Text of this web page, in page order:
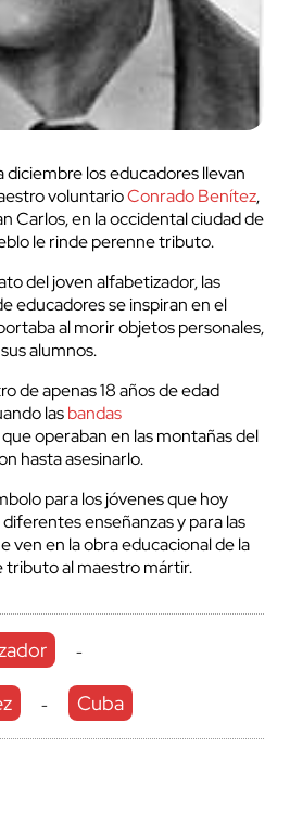
diciembre los educadores llevan
voluntarioConrado Benítez,
Carlos, en la occidental ciudad de
le rinde perenne tributo.
del joven alfabetizador, las
educadores se inspiran en el
al morir objetos personales,
alumnos.
de apenas 18 años de edad
lasbandas
que operaban en las montañas del
hasta asesinarlo.
para los jóvenes que hoy
enseñanzas y para las
ven en la obra educacional de la
tributo al maestro mártir.
-
- Cuba